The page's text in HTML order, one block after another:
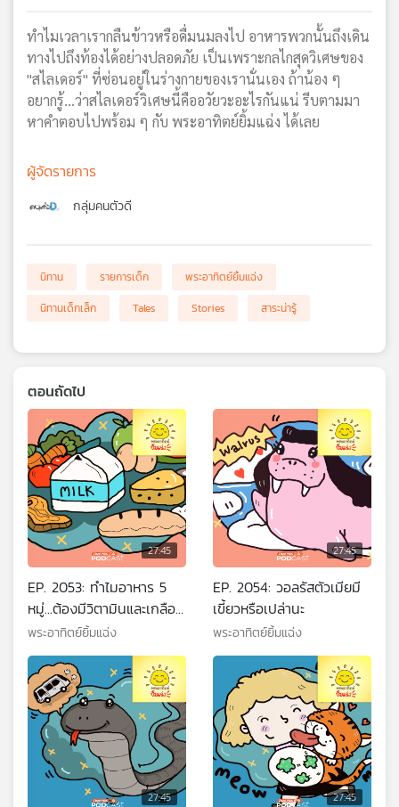
แผนที่
วิทยุ
เครือ
ทำไมเวลาเรากลืนข้าวหรือดื่มนมลงไป อาหารพวกนั้นถึงเดิน
ทางไปถึงท้องได้อย่างปลอดภัย เป็นเพราะกลไกสุดวิเศษของ
"สไลเดอร์" ที่ซ่อนอยู่ในร่างกายของเรานั่นเอง ถ้าน้อง ๆ
อยากรู้…ว่าสไลเดอร์วิเศษนี้คืออวัยวะอะไรกันแน่ รีบตามมา
หาคำตอบไปพร้อม ๆ กับ พระอาทิตย์ยิ้มแฉ่ง ได้เลย
ผู้จัดรายการ
กลุ่มคนตัวดี
นิทาน รายการเด็ก
พระอาทิตย์ยิ้มแฉ่ง
นิทานเด็กเล็ก
Tales Stories สาระน่ารู้
ตอนถัดไป
27:45
EP. 2053: ทำไมอาหาร 5
หมู่...ต้องมีวิตามินและเกลือ
แร่นะ
พระอาทิตย์ยิ้มแฉ่ง
27:45
EP. 2054: วอลรัสตัวเมียมี
เขี้ยวหรือเปล่านะ
พระอาทิตย์ยิ้มแฉ่ง
27:45 27:45